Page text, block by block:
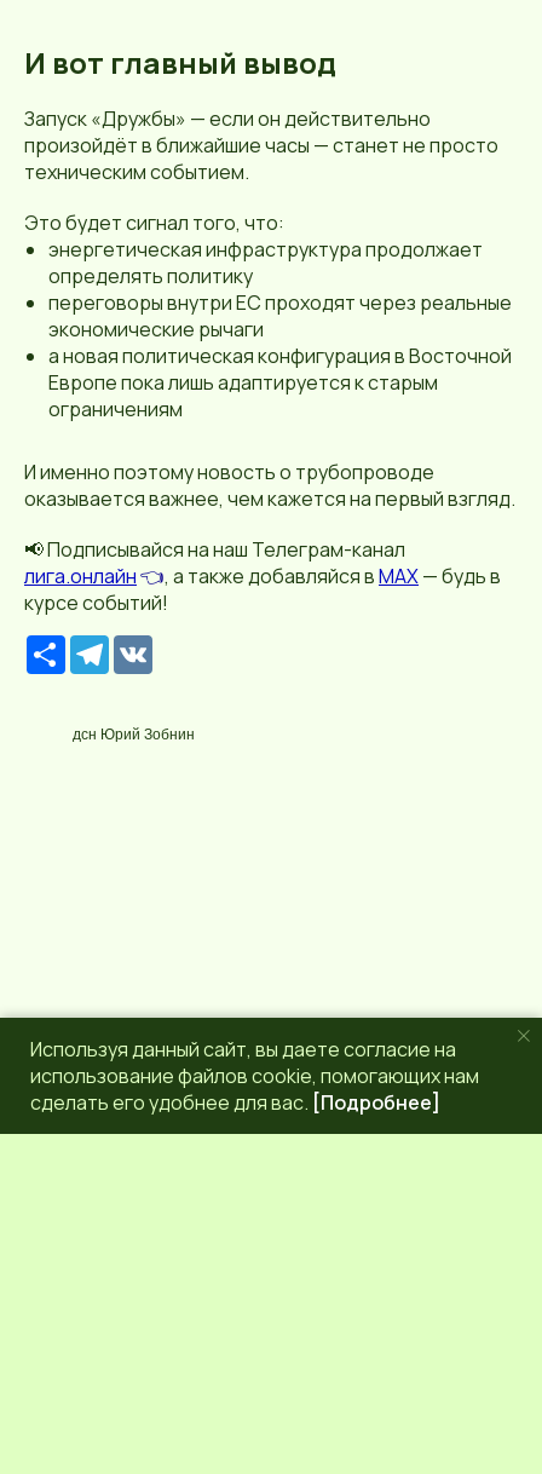
И вот главный вывод
Запуск «Дружбы» — если он действительно
произойдёт в ближайшие часы — станет не просто
техническим событием.
Это будет сигнал того, что:
энергетическая инфраструктура продолжает
определять политику
переговоры внутри ЕС проходят через реальные
экономические рычаги
а новая политическая конфигурация в Восточной
Европе пока лишь адаптируется к старым
ограничениям
И именно поэтому новость о трубопроводе
оказывается важнее, чем кажется на первый взгляд.
📢 Подписывайся на наш Телеграм-канал
лига.онлайн👈, а также добавляйся вMAX— будь в
курсе событий!
Р
е
с
с
T
e
g
r
дсн Юрий Зобнин
Используя данный сайт, вы даете согласие на
использование файлов cookie, помогающих нам
сделать его удобнее для вас. [Подробнее]